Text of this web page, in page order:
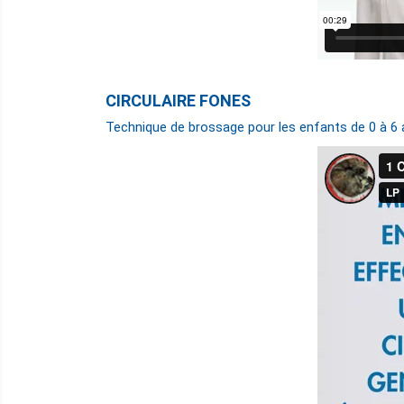
CIRCULAIRE FONES
Technique de brossage pour les enfants de 0 à 6